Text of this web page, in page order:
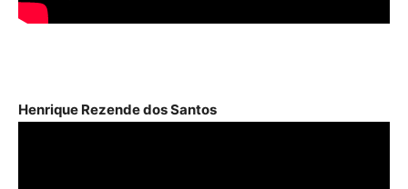
Henrique Rezende dos Santos